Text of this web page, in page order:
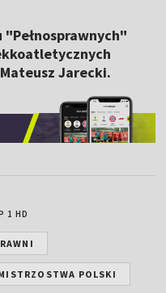
Jarecki.
1 HD
POLSKI